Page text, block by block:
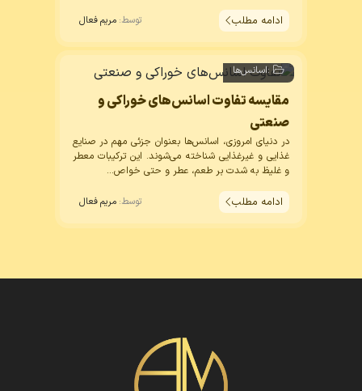
ادامه مطلب توسط: مریم فعال
:اسانس‌ها
مقایسه تفاوت اسانس‌های خوراکی و
صنعتی
در دنیای امروزی، اسانس‌ها بعنوان جزئی مهم در صنایع
غذایی و غیرغذایی شناخته می‌شوند. این ترکیبات معطر
و غلیظ به شدت بر طعم، عطر و حتی خواص...
ادامه مطلب توسط: مریم فعال